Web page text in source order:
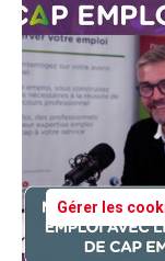
Gérer les